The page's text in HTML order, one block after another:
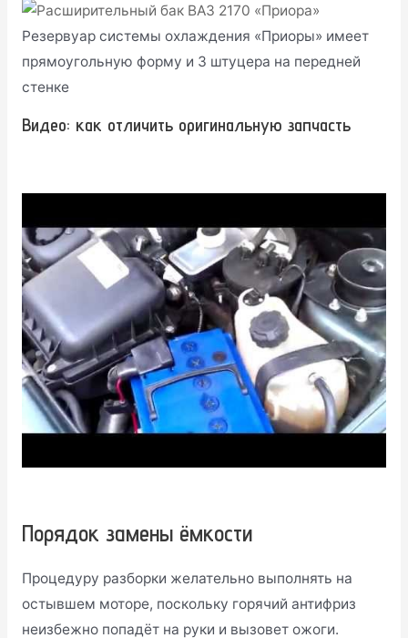
Резервуар системы охлаждения «Приоры» имеет
прямоугольную форму и 3 штуцера на передней
стенке
Видео: как отличить оригинальную запчасть
Порядок замены ёмкости
Процедуру разборки желательно выполнять на
остывшем моторе, поскольку горячий антифриз
неизбежно попадёт на руки и вызовет ожоги.